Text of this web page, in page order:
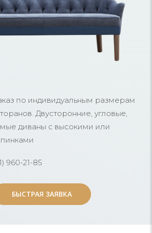
по индивидуальным размерам
Двусторонние, угловые,
диваны с высокими или
960-21-85
БЫСТРАЯ ЗАЯВКА
БЫСТРАЯ ЗАЯВКА